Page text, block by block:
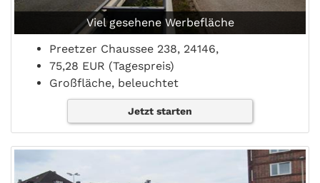
Viel gesehene Werbefläche
Preetzer Chaussee 238, 24146,
75,28 EUR (Tagespreis)
Großfläche, beleuchtet
Jetzt starten